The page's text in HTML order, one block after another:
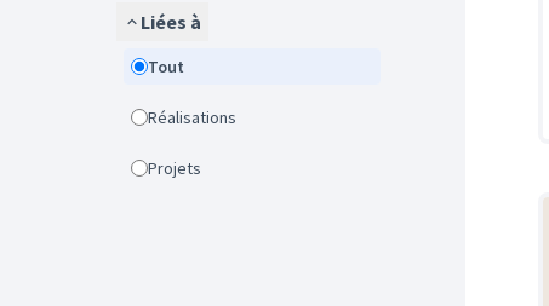
Liées à
Tout
Réalisations
Projets